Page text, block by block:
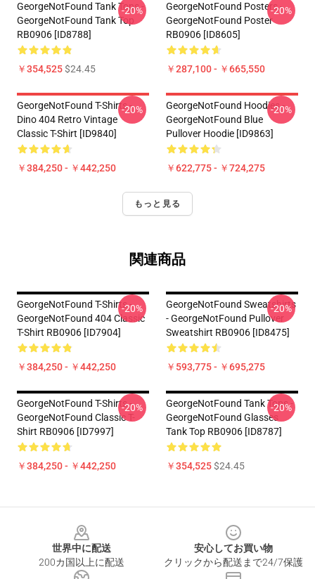
GeorgeNotFound Tank Tops -
GeorgeNotFound Tank Top
RB0906 [ID8788]
￥354,525$24.45
-20%
GeorgeNotFound Posters -
GeorgeNotFound Poster
RB0906 [ID8605]
￥287,100 - ￥665,550
-20%
GeorgeNotFound T-Shirts -
Dino 404 Retro Vintage
Classic T-Shirt [ID9840]
￥384,250 - ￥442,250
-20%
GeorgeNotFound Hoodies -
GeorgeNotFound Blue
Pullover Hoodie [ID9863]
￥622,775 - ￥724,275
-20%
もっと見る
関連商品
GeorgeNotFound T-Shirts -
GeorgeNotFound 404 Classic
T-Shirt RB0906 [ID7904]
￥384,250 - ￥442,250
-20%
GeorgeNotFound Sweatshirts
- GeorgeNotFound Pullover
Sweatshirt RB0906 [ID8475]
￥593,775 - ￥695,275
-20%
GeorgeNotFound T-Shirts -
GeorgeNotFound Classic T-
Shirt RB0906 [ID7997]
￥384,250 - ￥442,250
-20%
GeorgeNotFound Tank Tops -
GeorgeNotFound Glasses
Tank Top RB0906 [ID8787]
￥354,525$24.45
-20%
世界中に配送
200カ国以上に配送
安心してお買い物
クリックから配送まで24/7保護